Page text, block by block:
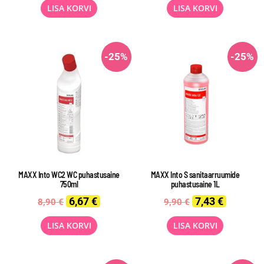
was:
12,90 €.
LISA KORVI
was:
14,90 €.
LISA KORVI
-25%
MAXX Into WC2 WC puhastusaine
750ml
8,90€ Original
price
was:
8,90 €.
6,67€ Current
LISA KORVI
-25%
MAXX Into S sanitaarruumide
puhastusaine 1L
9,90€ Original
price
was:
9,90 €.
7,43€ Current
LISA KORVI